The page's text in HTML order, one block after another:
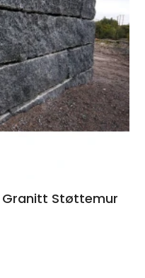
Granitt Støttemur